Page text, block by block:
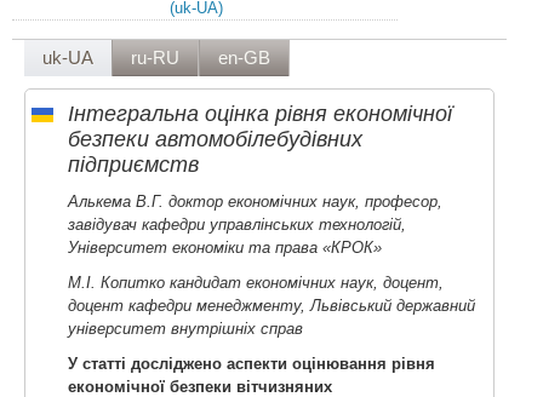
(uk-UA)
uk-UA ru-RU en-GB
Інтегральна оцінка рівня економічної
безпеки автомобілебудівних
підприємств
Алькема В.Г. доктор економічних наук, професор,
завідувач кафедри управлінських технологій,
Університет економіки та права «КРОК»
М.І. Копитко кандидат економічних наук, доцент,
доцент кафедри менеджменту, Львівський державний
університет внутрішніх справ
У статті досліджено аспекти оцінювання рівня
економічної безпеки вітчизняних